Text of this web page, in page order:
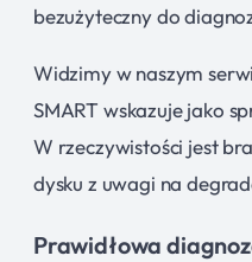
bezużyteczny do
Widzimy w naszym
SMART wskazuje jako
W rzeczywistości jest
dysku z uwagi na
Prawidłowa